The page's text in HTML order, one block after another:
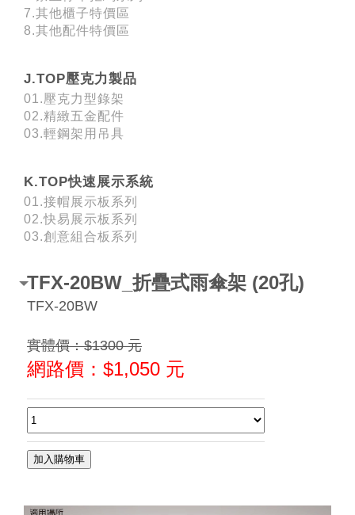
7.其他櫃子特價區
8.其他配件特價區
J.TOP壓克力製品
01.壓克力型錄架
02.精緻五金配件
03.輕鋼架用吊具
K.TOP快速展示系統
01.接帽展示板系列
02.快易展示板系列
03.創意組合板系列
TFX-20BW_折疊式雨傘架 (20孔)
TFX-20BW
實體價：$1300 元
網路價：$1,050 元